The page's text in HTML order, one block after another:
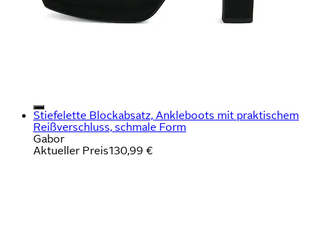
Stiefelette Blockabsatz, Ankleboots mit praktischem
Reißverschluss, schmale Form
Gabor
Aktueller Preis130,99 €